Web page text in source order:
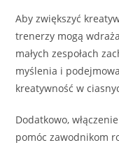
Aby zwiększyć
trenerzy mogą
małych zespołach
myślenia i
kreatywność w
Dodatkowo,
pomóc zawodnikom